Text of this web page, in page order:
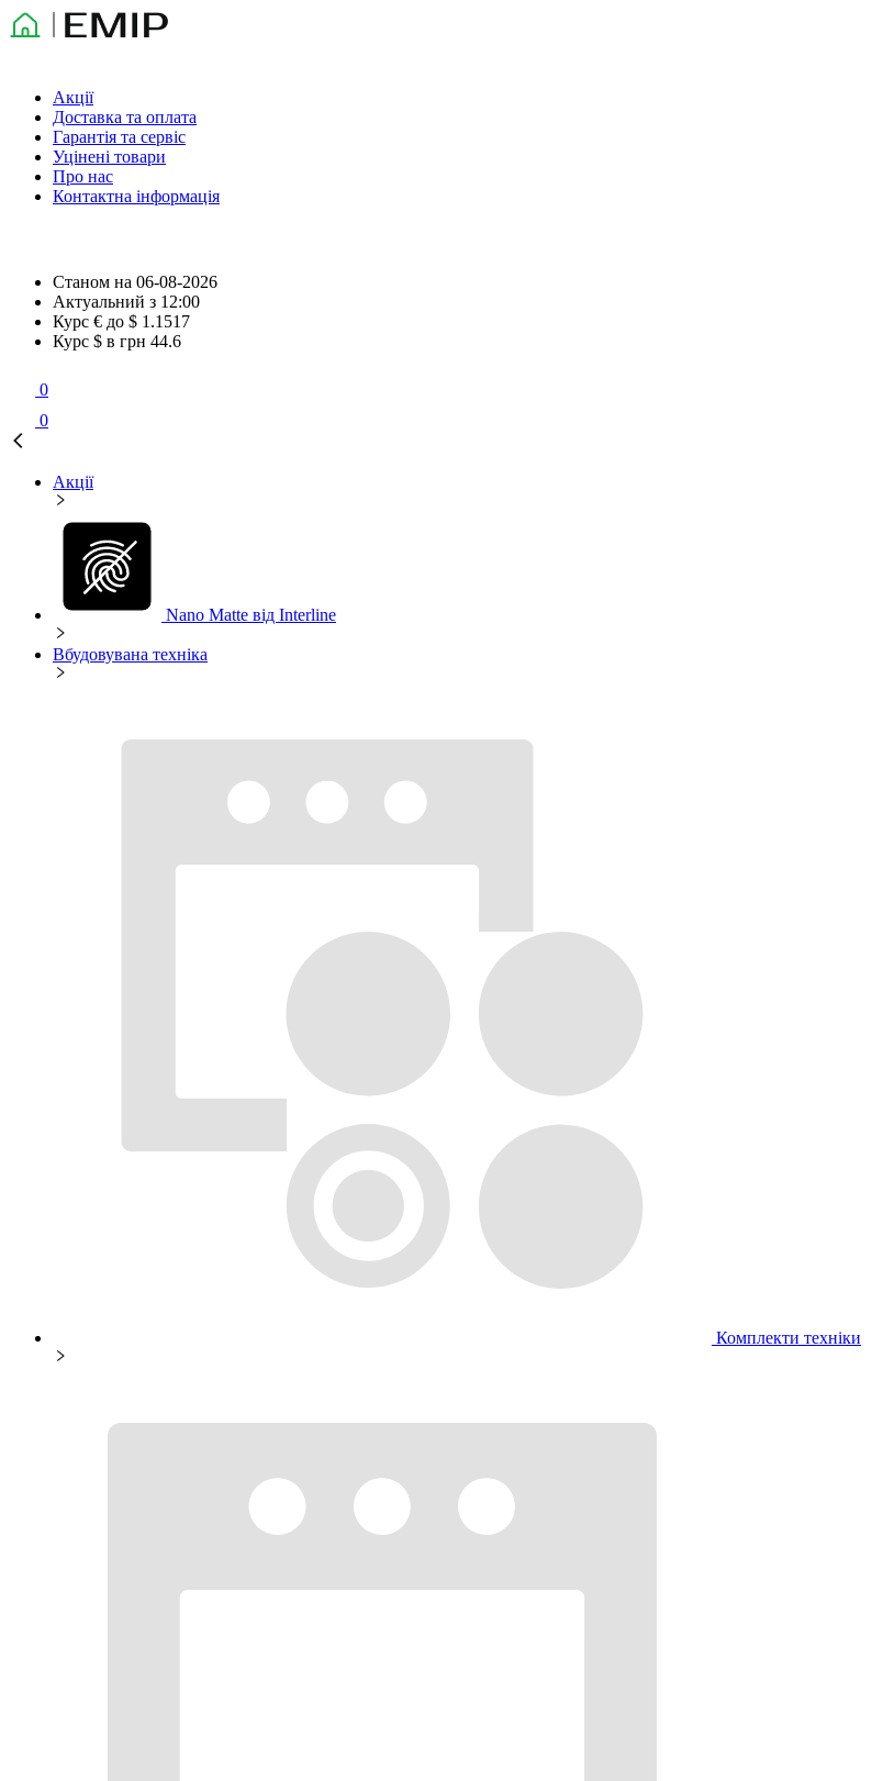
Акції
Доставка та оплата
Гарантія та сервіс
Уцінені товари
Про нас
Контактна інформація
Станом на 06-08-2026
Актуальний з 12:00
Курс € до $ 1.1517
Курс $ в грн 44.6
0
0
Акції
Nano Matte від Interline
Вбудовувана техніка
Комплекти техніки